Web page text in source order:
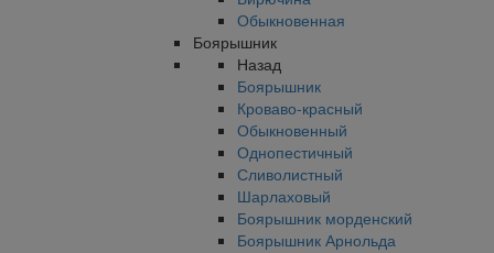
Обыкновенная
Боярышник
Назад
Боярышник
Кроваво-красный
Обыкновенный
Однопестичный
Сливолистный
Шарлаховый
Боярышник морденский
Боярышник Арнольда